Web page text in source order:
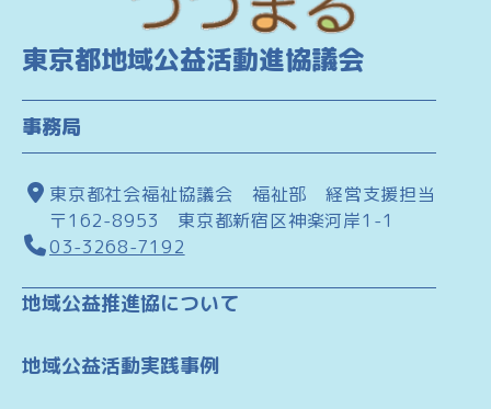
東京都地域公益活動進協議会
事務局
東京都社会福祉協議会 福祉部 経営支援担当
〒162-8953 東京都新宿区神楽河岸1-1
03-3268-7192
地域公益推進協について
地域公益活動実践事例